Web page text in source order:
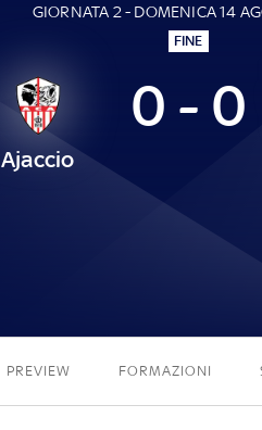
GIORNATA 2 - DOMENICA 14
FINE
Ajaccio
0 - 0
PREVIEW FORMAZIONI